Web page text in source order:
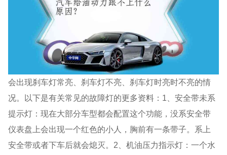
会出现刹车灯常亮、刹车灯不亮、刹车灯时亮时不亮的情
况。以下是有关常见的故障灯的更多资料：1、安全带未系
提示灯：现在大部分车型都会配置这个功能，没系安全带
仪表盘上会出现一个红色的小人，胸前有一条带子。系上
安全带或者下车后就会熄灭。2、机油压力指示灯：一个水